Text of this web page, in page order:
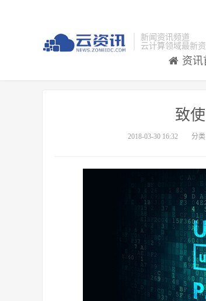
新闻资讯频道
云计算领域最新
资讯
致
2018-03-30 16:32 分类